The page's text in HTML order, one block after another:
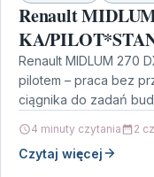
Renault
KA/
Renault MIDLUM 270
pilotem – praca bez
ciągnika do zadań
4 minuty czytania 2
Czytaj więcej